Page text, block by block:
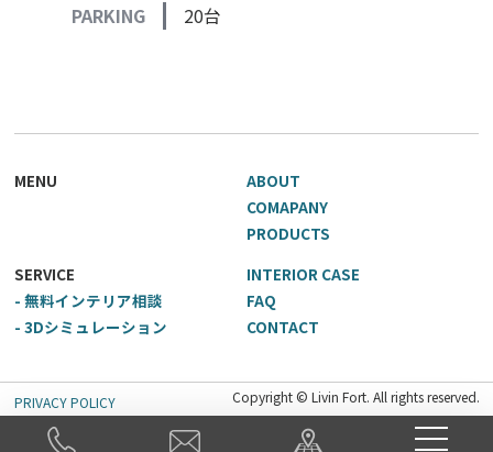
PARKING
20台
MENU
ABOUT
COMAPANY
PRODUCTS
SERVICE
- 無料インテリア相談
- 3Dシミュレーション
INTERIOR CASE
FAQ
CONTACT
PRIVACY POLICY Copyright © Livin Fort. All rights reserved.